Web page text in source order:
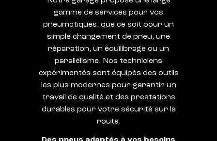
gamme de services pour vos
pneumatiques, que ce soit pour un
simple changement de pneu, une
réparation, un équilibrage ou un
parallélisme. Nos techniciens
expérimentés sont équipés des outils
les plus modernes pour garantir un
travail de qualité et des prestations
durables pour votre sécurité sur la
route.